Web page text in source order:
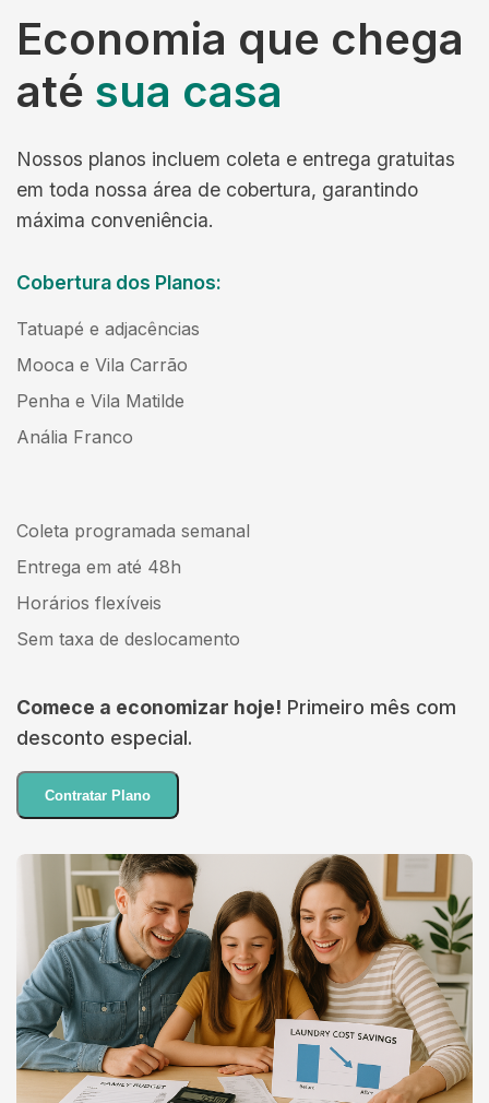
Economia que chega
até sua casa
Nossos planos incluem coleta e entrega gratuitas
em toda nossa área de cobertura, garantindo
máxima conveniência.
Cobertura dos Planos:
Tatuapé e adjacências
Mooca e Vila Carrão
Penha e Vila Matilde
Anália Franco
Coleta programada semanal
Entrega em até 48h
Horários flexíveis
Sem taxa de deslocamento
Comece a economizar hoje! Primeiro mês com
desconto especial.
Contratar Plano